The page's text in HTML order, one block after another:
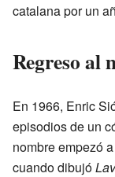
catalana por un
Regreso al
En 1966, Enric
episodios de un
nombre empezó
cuando dibujó